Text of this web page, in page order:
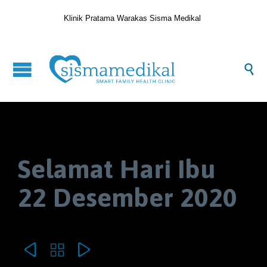
Klinik Pratama Warakas Sisma Medikal

Selamat Hari Ibu
22 Desember 2020
  